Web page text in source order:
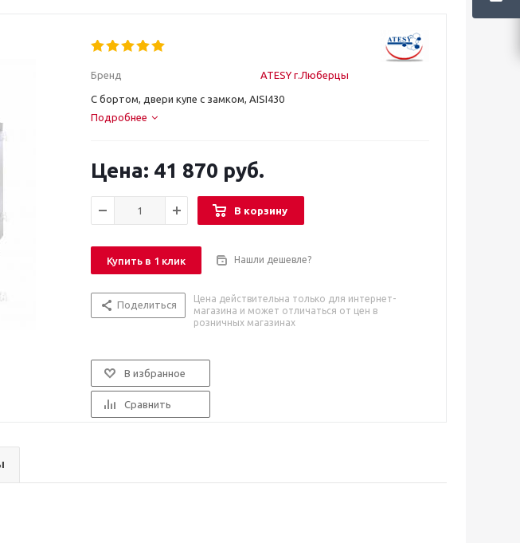
Бренд ATESY г.Люберцы
С бортом, двери купе с замком, AISI430
Подробнее
41 870 руб.
В корзину
Купить в 1 клик Нашли дешевле?
Поделиться
Цена действительна только для интернет-
магазина и может отличаться от цен в
розничных магазинах
В избранное
Сравнить